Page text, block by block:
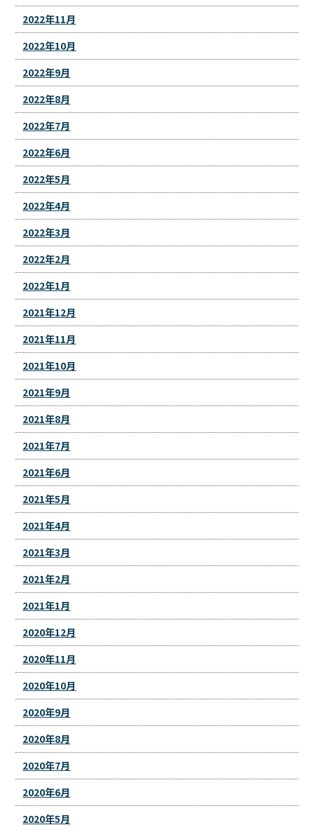
2022年11月
2022年10月
2022年9月
2022年8月
2022年7月
2022年6月
2022年5月
2022年4月
2022年3月
2022年2月
2022年1月
2021年12月
2021年11月
2021年10月
2021年9月
2021年8月
2021年7月
2021年6月
2021年5月
2021年4月
2021年3月
2021年2月
2021年1月
2020年12月
2020年11月
2020年10月
2020年9月
2020年8月
2020年7月
2020年6月
2020年5月